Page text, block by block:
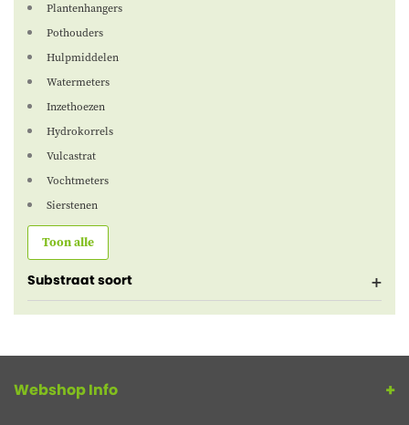
Plantenhangers
Pothouders
Hulpmiddelen
Watermeters
Inzethoezen
Hydrokorrels
Vulcastrat
Vochtmeters
Sierstenen
Toon alle
Substraat soort
Webshop Info